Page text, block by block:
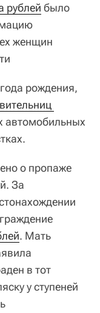
рублей было
женщин
рождения,
автомобильных
о пропаже
За
. Мать
в тот
у ступеней